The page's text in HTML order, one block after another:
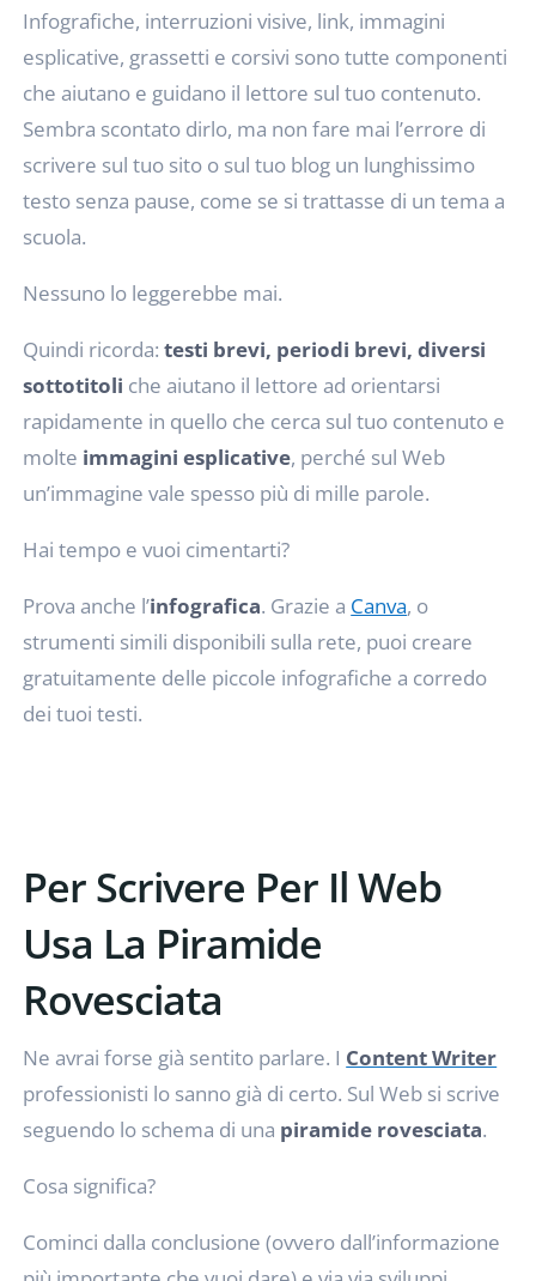
Infografiche, interruzioni visive, link, immagini
esplicative, grassetti e corsivi sono tutte componenti
che aiutano e guidano il lettore sul tuo contenuto.
Sembra scontato dirlo, ma non fare mai l’errore di
scrivere sul tuo sito o sul tuo blog un lunghissimo
testo senza pause, come se si trattasse di un tema a
scuola.
Nessuno lo leggerebbe mai.
Quindi ricorda:testi brevi, periodi brevi, diversi
sottotitoli che aiutano il lettore ad orientarsi
rapidamente in quello che cerca sul tuo contenuto e
molte immagini esplicative, perché sul Web
un’immagine vale spesso più di mille parole.
Hai tempo e vuoi cimentarti?
Prova anche l’infografica. Grazie a Canva, o
strumenti simili disponibili sulla rete, puoi creare
gratuitamente delle piccole infografiche a corredo
dei tuoi testi.
Per Scrivere Per Il Web
Usa La Piramide
Rovesciata
Ne avrai forse già sentito parlare. I Content Writer
professionisti lo sanno già di certo. Sul Web si scrive
seguendo lo schema di una piramide rovesciata.
Cosa significa?
Cominci dalla conclusione (ovvero dall’informazione